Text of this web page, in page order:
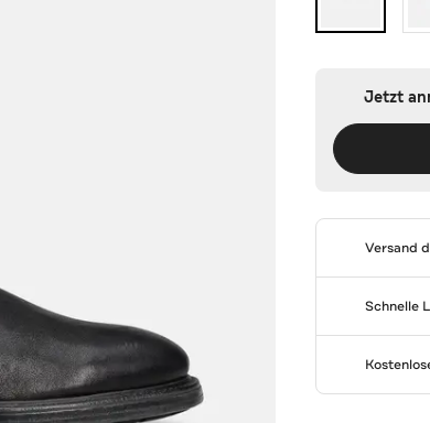
Jetzt
Versand
Schnelle